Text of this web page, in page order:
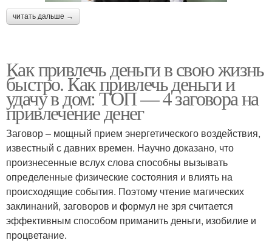
читать дальше →
Как привлечь деньги в свою жизнь
быстро. Как привлечь деньги и
удачу в дом: ТОП — 4 заговора на
привлечение денег
Заговор – мощный прием энергетического воздействия,
известный с давних времен. Научно доказано, что
произнесенные вслух слова способны вызывать
определенные физические состояния и влиять на
происходящие события. Поэтому чтение магических
заклинаний, заговоров и формул не зря считается
эффективным способом приманить деньги, изобилие и
процветание.